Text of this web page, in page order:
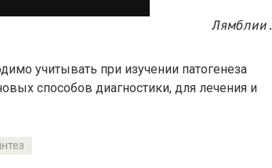
Лямблии.
учитывать при изучении патогенеза
способов диагностики, для лечения и